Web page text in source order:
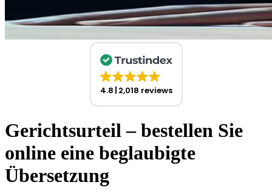
4.8 2,018 reviews
Gerichtsurteil – bestellen Sie
online eine beglaubigte
Übersetzung